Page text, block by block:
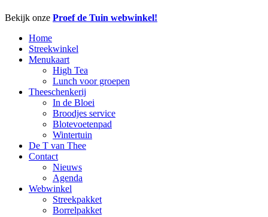
Close
Bekijk onze Proef de Tuin webwinkel!
Home
Streekwinkel
Menukaart
High Tea
Lunch voor groepen
Theeschenkerij
In de Bloei
Broodjes service
Blotevoetenpad
Wintertuin
De T van Thee
Contact
Nieuws
Agenda
Webwinkel
Streekpakket
Borrelpakket